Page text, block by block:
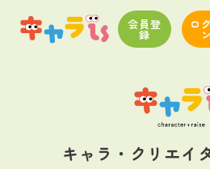
会員登
録
ロ
ン
キャラ・クリエイ